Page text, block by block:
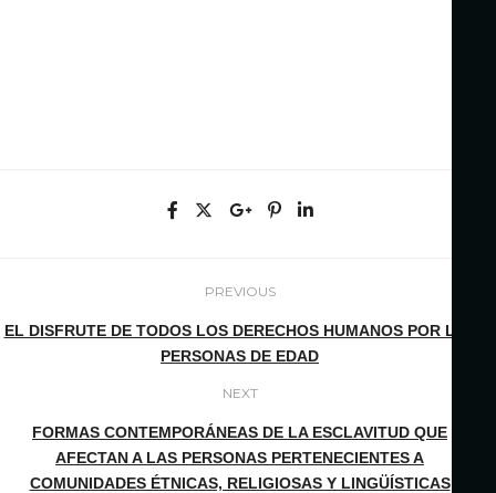
PREVIOUS
EL DISFRUTE DE TODOS LOS DERECHOS HUMANOS POR LAS
PERSONAS DE EDAD
NEXT
FORMAS CONTEMPORÁNEAS DE LA ESCLAVITUD QUE
AFECTAN A LAS PERSONAS PERTENECIENTES A
COMUNIDADES ÉTNICAS, RELIGIOSAS Y LINGÜÍSTICAS